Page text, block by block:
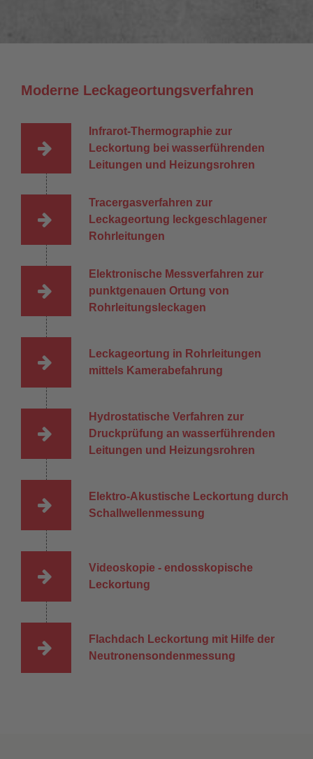
Moderne Leckageortungsverfahren
Infrarot-Thermographie zur
Leckortung bei wasserführenden
Leitungen und Heizungsrohren
Tracergasverfahren zur
Leckageortung leckgeschlagener
Rohrleitungen
Elektronische Messverfahren zur
punktgenauen Ortung von
Rohrleitungsleckagen
Leckageortung in Rohrleitungen
mittels Kamerabefahrung
Hydrostatische Verfahren zur
Druckprüfung an wasserführenden
Leitungen und Heizungsrohren
Elektro-Akustische Leckortung durch
Schallwellenmessung
Videoskopie - endosskopische
Leckortung
Flachdach Leckortung mit Hilfe der
Neutronensondenmessung